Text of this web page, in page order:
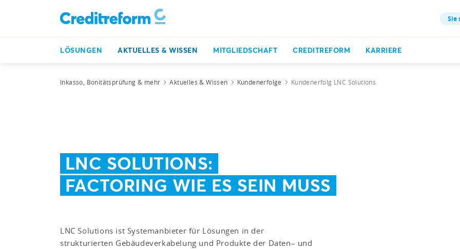
Sie
LÖSUNGEN AKTUELLES & WISSEN MITGLIEDSCHAFT CREDITREFORM KARRIERE
Inkasso, Bonitätsprüfung & mehr Aktuelles & Wissen Kundenerfolge Kundenerfolg LNC Solutions
LNC SOLUTIONS:
FACTORING WIE ES SEIN MUSS
LNC Solutions ist Systemanbieter für Lösungen in der
strukturierten Gebäudeverkabelung und Produkte der Daten– und